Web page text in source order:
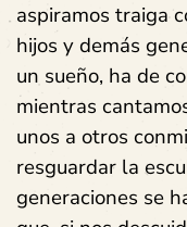
aspiramos traiga
hijos y demás
un sueño, ha de
mientras
unos a otros
resguardar la
generaciones se